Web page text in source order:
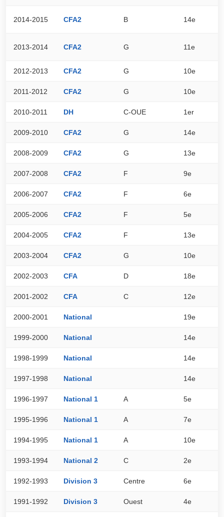
2014-2015 CFA2 B 14e
2013-2014 CFA2 G 11e
2012-2013 CFA2 G 10e
2011-2012 CFA2 G 10e
2010-2011 DH C-OUE 1er
2009-2010 CFA2 G 14e
2008-2009 CFA2 G 13e
2007-2008 CFA2 F 9e
2006-2007 CFA2 F 6e
2005-2006 CFA2 F 5e
2004-2005 CFA2 F 13e
2003-2004 CFA2 G 10e
2002-2003 CFA D 18e
2001-2002 CFA C 12e
2000-2001 National 19e
1999-2000 National 14e
1998-1999 National 14e
1997-1998 National 14e
1996-1997 National 1 A 5e
1995-1996 National 1 A 7e
1994-1995 National 1 A 10e
1993-1994 National 2 C 2e
1992-1993 Division 3 Centre 6e
1991-1992 Division 3 Ouest 4e